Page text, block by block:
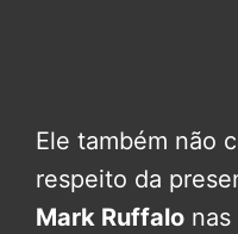
Ele também não
respeito da
Mark Ruffalo